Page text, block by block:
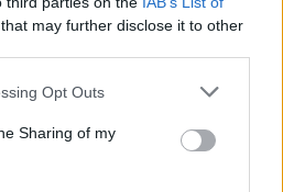
that may further disclose it to other
app uses one or more Google
behaviour. You may click to
and its third-party tags to
purposes in below Google
Opt Outs
Sharing of my
Követem
VIDEÓ